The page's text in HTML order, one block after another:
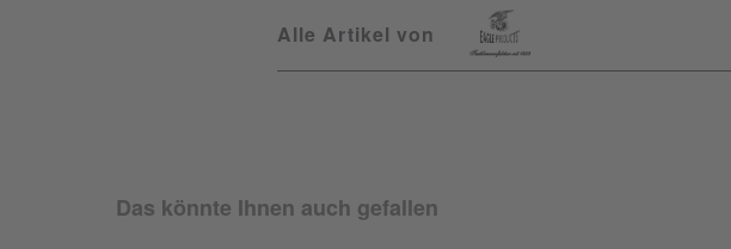
Alle Artikel von
Das könnte Ihnen auch gefallen